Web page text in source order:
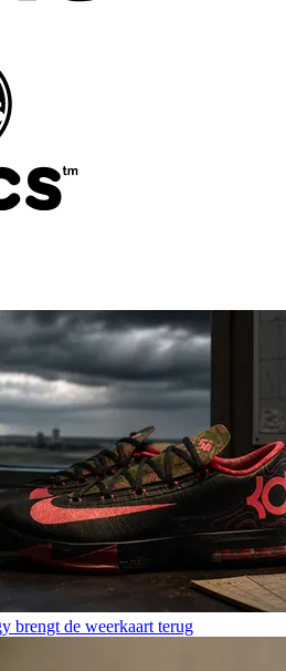
brengt de weerkaart terug